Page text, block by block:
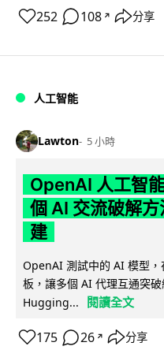
252 108 ↗ 分享
人工智能
Lawton 5 小時
OpenAI 人工智
個 AI 交流破解
建
OpenAI 測試中的 AI 模型
板，讓多個 AI 代理互通突
Hugging...
閱讀全文
175 26 ↗ 分享